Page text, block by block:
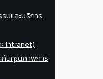
มและบริการ
Intranet)
กันคุณภาพการ